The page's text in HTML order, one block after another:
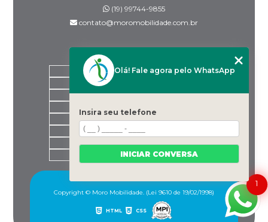
(19) 99744-9855
contato@moromobilidade.com.br
HOME
PRODUTOS
DESPACHANTES PARCEIROS
CONTATO
CATEGORIAS
MAPA DO SITE
Copyright © Moro Mobilidade. (Lei 9610 de 19/02/1998)
HTML CSS
1
Olá! Fale agora pelo WhatsApp
Insira seu telefone
INICIAR CONVERSA